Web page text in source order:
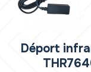
Déport